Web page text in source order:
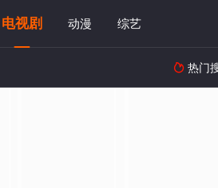
电视剧 动漫 综艺
 热门